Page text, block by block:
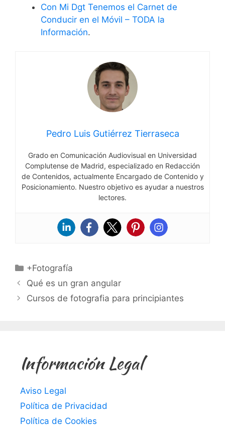
Con Mi Dgt Tenemos el Carnet de
Conducir en el Móvil – TODA la
Información.
Pedro Luis Gutiérrez Tierraseca
Grado en Comunicación Audiovisual en Universidad
Complutense de Madrid, especializado en Redacción
de Contenidos, actualmente Encargado de Contenido y
Posicionamiento. Nuestro objetivo es ayudar a nuestros
lectores.
Categorías
+Fotografía
Qué es un gran angular
Cursos de fotografia para principiantes
Información Legal
Aviso Legal
Política de Privacidad
Política de Cookies